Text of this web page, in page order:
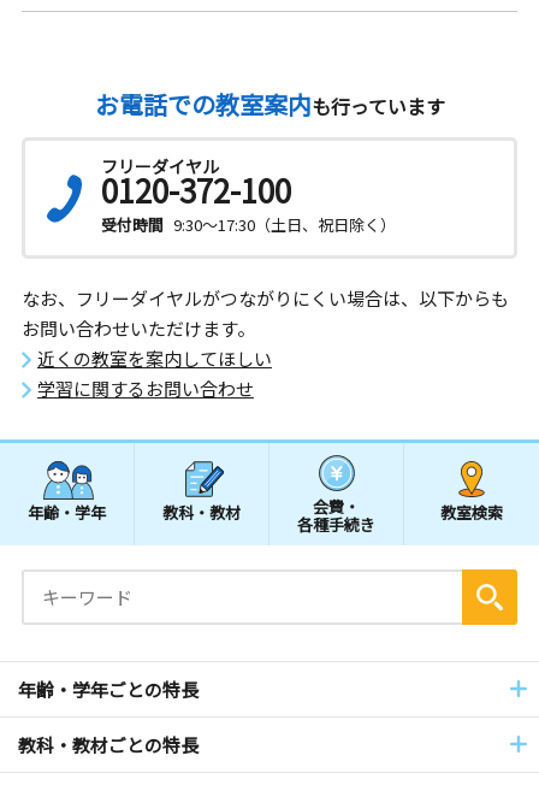
お電話での教室案内も行っています
フリーダイヤル
0120-372-100
受付時間 9:30～17:30（土日、祝日除く）
なお、フリーダイヤルがつながりにくい場合は、以下からも
お問い合わせいただけます。
近くの教室を案内してほしい
学習に関するお問い合わせ
年齢・学年 教科・教材 会費・
各種手続き
教室検索
年齢・学年ごとの特長
教科・教材ごとの特長